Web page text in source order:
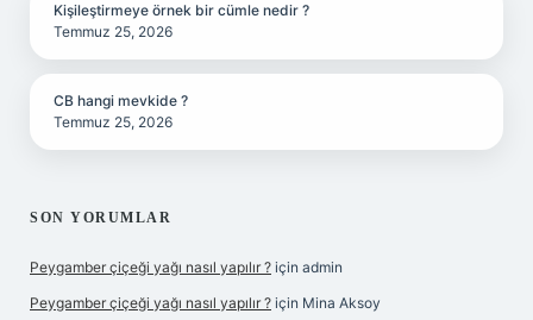
Kişileştirmeye örnek bir cümle nedir ?
Temmuz 25, 2026
CB hangi mevkide ?
Temmuz 25, 2026
SON YORUMLAR
Peygamber çiçeği yağı nasıl yapılır ? için admin
Peygamber çiçeği yağı nasıl yapılır ? için Mina Aksoy